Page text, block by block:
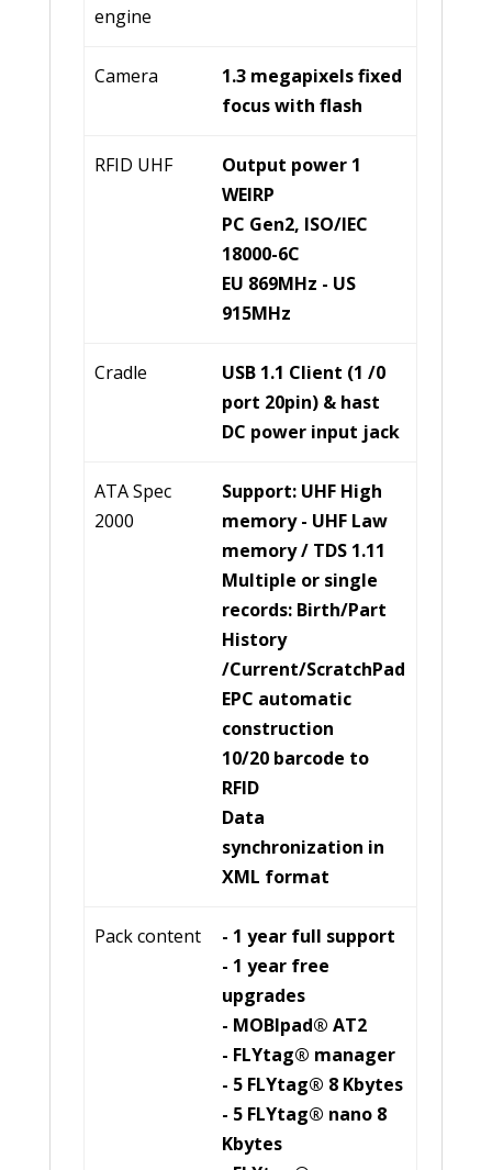
engine
Camera
1.3 megapixels fixed
focus with flash
RFID UHF
Output power 1
WEIRP
PC Gen2, ISO/IEC
18000-6C
EU 869MHz - US
915MHz
Cradle
USB 1.1 Client (1 /0
port 20pin) & hast
DC power input jack
ATA Spec
2000
Support: UHF High
memory - UHF Law
memory / TDS 1.11
Multiple or single
records: Birth/Part
History
/Current/ScratchPad
EPC automatic
construction
10/20 barcode to
RFID
Data
synchronization in
XML format
Pack content
- 1 year full support
- 1 year free
upgrades
- MOBlpad® AT2
- FLYtag® manager
- 5 FLYtag® 8 Kbytes
- 5 FLYtag® nano 8
Kbytes